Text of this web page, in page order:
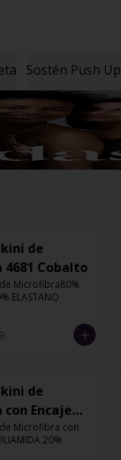
Sostén Push Up
de
Microfibra 4681 Cobalto
Microfibra80%
ELASTANO
de
Encaje
Microfibra con
20%